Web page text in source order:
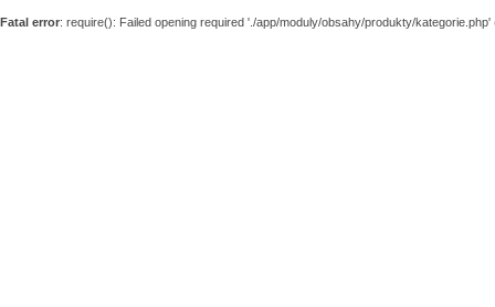
Fatal error: require(): Failed opening required './app/moduly/obsahy/produkty/